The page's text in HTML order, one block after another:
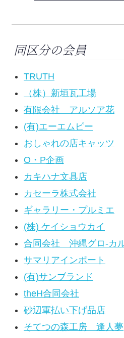
同区分の会員
TRUTH
（株）新垣瓦工場
有限会社 アルソア花
(有)エーエムピー
おしゃれの店キャッツ
O・P企画
カキハナ文具店
カセーラ株式会社
ギャラリー・プルミエ
(株) ケイショウカイ
合同会社 沖縄グロ-カ
サマリアインポート
(有)サンブランド
theH合同会社
砂辺軍払い下げ品店
そてつの森工房 逢人夢